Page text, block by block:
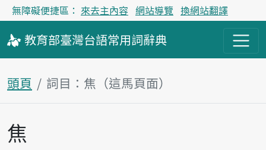
無障礙便捷區： 來去主內容 網站導覽 換網站翻譯
教育部臺灣台語常用詞辭典
頭頁 詞目：焦（這馬頁面）
主內容區
焦